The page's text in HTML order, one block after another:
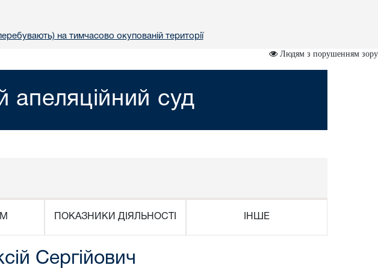
на тимчасово окупованій території
Людям з порушенням зору
апеляційний суд
ПОКАЗНИКИ ДІЯЛЬНОСТІ ІНШЕ
Сергійович